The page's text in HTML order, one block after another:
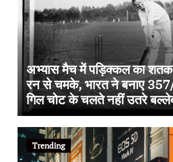
अभ्यास मैच में पड़िक्कल का
रन से चमके, भारत ने बनाए
गिल चोट के चलते नहीं उतरे
Trending